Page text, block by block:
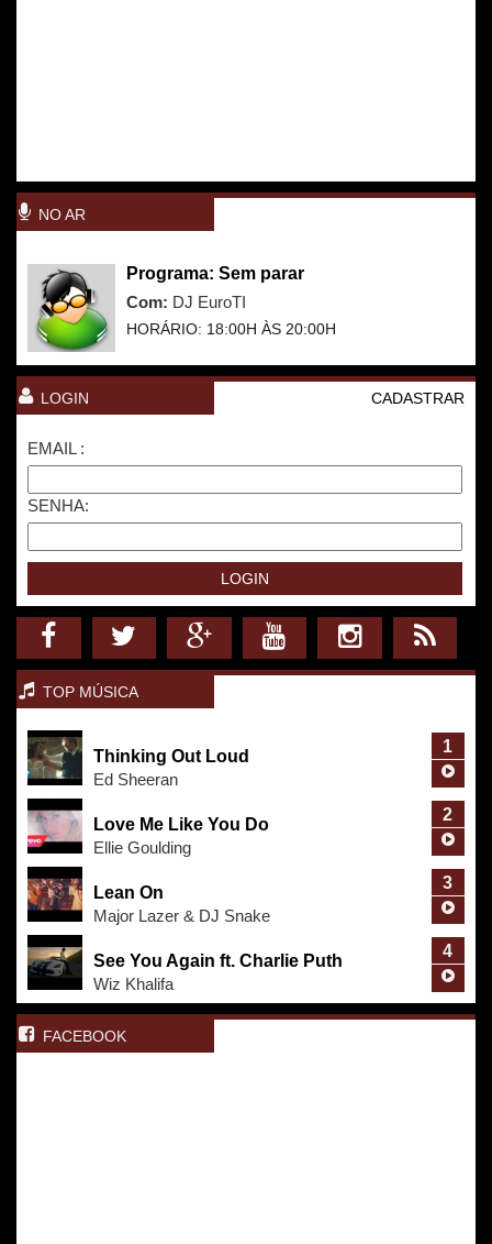
NO AR
Programa: Sem parar
Com: DJ EuroTI
HORÁRIO: 18:00H ÀS 20:00H
LOGIN CADASTRAR
EMAIL :
SENHA:
TOP MÚSICA
Thinking Out Loud
Ed Sheeran
1
Love Me Like You Do
Ellie Goulding
2
Lean On
Major Lazer & DJ Snake
3
See You Again ft. Charlie Puth
Wiz Khalifa
4
FACEBOOK